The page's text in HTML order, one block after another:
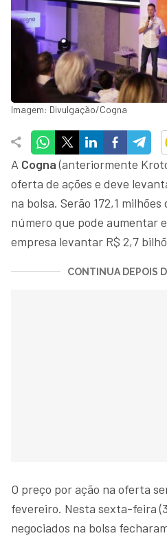
Imagem: Divulgação/Cogna
A Cogna(anteriormente
oferta de ações e deve
na bolsa. Serão 172,1
número que pode aumentar
empresa levantar R$ 2,7
CONTINUA DEPOIS
O preço por ação na oferta
fevereiro. Nesta sexta-feira
negociados na bolsa